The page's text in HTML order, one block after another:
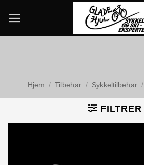
content
Hjem / Tilbehør / Sykkeltilbehør /
FILTRER